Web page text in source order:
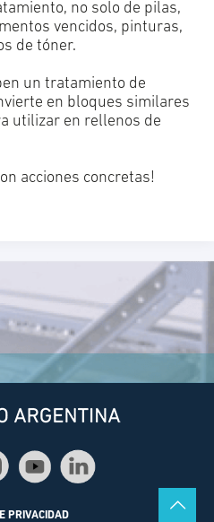
no solo de pilas,
vencidos, pinturas,
de tóner.
un tratamiento de
en bloques similares
utilizar en rellenos de
acciones concretas!
PRIVACIDAD